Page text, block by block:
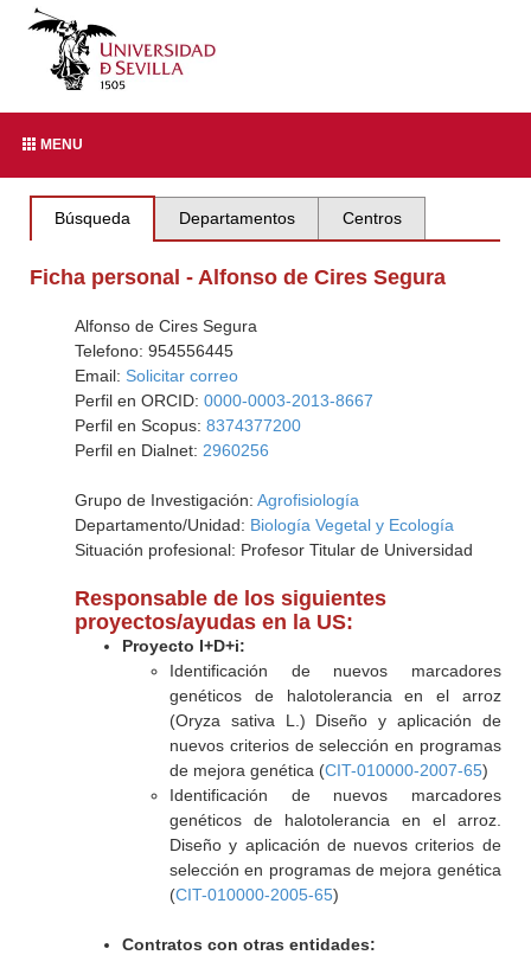
MENU
Búsqueda Departamentos Centros
Ficha personal - Alfonso de Cires Segura
Alfonso de Cires Segura
Telefono: 954556445
Email: Solicitar correo
Perfil en ORCID: 0000-0003-2013-8667
Perfil en Scopus: 8374377200
Perfil en Dialnet: 2960256
Grupo de Investigación: Agrofisiología
Departamento/Unidad: Biología Vegetal y Ecología
Situación profesional: Profesor Titular de Universidad
Responsable de los siguientes
proyectos/ayudas en la US:
Proyecto I+D+i:
Identificación de nuevos marcadores
genéticos de halotolerancia en el arroz
(Oryza sativa L.) Diseño y aplicación de
nuevos criterios de selección en programas
de mejora genética (CIT-010000-2007-65)
Identificación de nuevos marcadores
genéticos de halotolerancia en el arroz.
Diseño y aplicación de nuevos criterios de
selección en programas de mejora genética
(CIT-010000-2005-65)
Contratos con otras entidades: